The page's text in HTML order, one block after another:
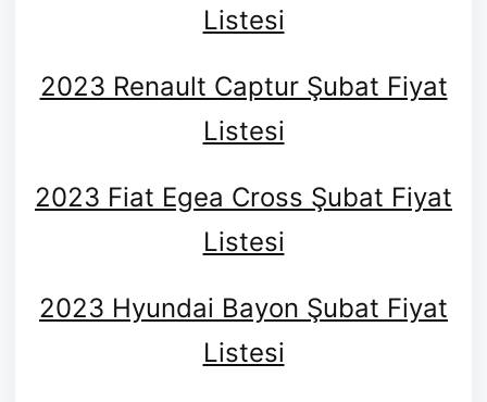
Listesi
2023 Renault Captur Şubat Fiyat
Listesi
2023 Fiat Egea Cross Şubat Fiyat
Listesi
2023 Hyundai Bayon Şubat Fiyat
Listesi